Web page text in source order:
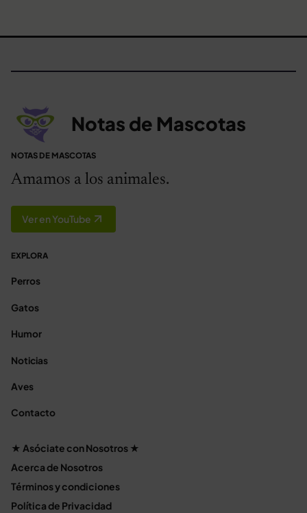
Notas de Mascotas
NOTAS DE MASCOTAS
Amamos a los animales.
Ver en YouTube
EXPLORA
Perros
Gatos
Humor
Noticias
Aves
Contacto
★ Asóciate con Nosotros ★
Acerca de Nosotros
Términos y condiciones
Política de Privacidad